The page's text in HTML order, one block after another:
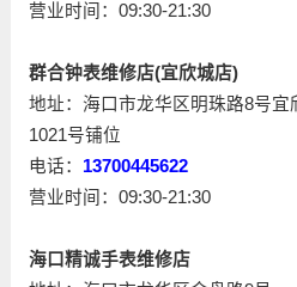
营业时间：09:30-21:30
群合钟表维修店(宜欣城店)
地址：海口市龙华区明珠路8号宜
1021号铺位
电话： 13700445622
营业时间：09:30-21:30
海口精诚手表维修店